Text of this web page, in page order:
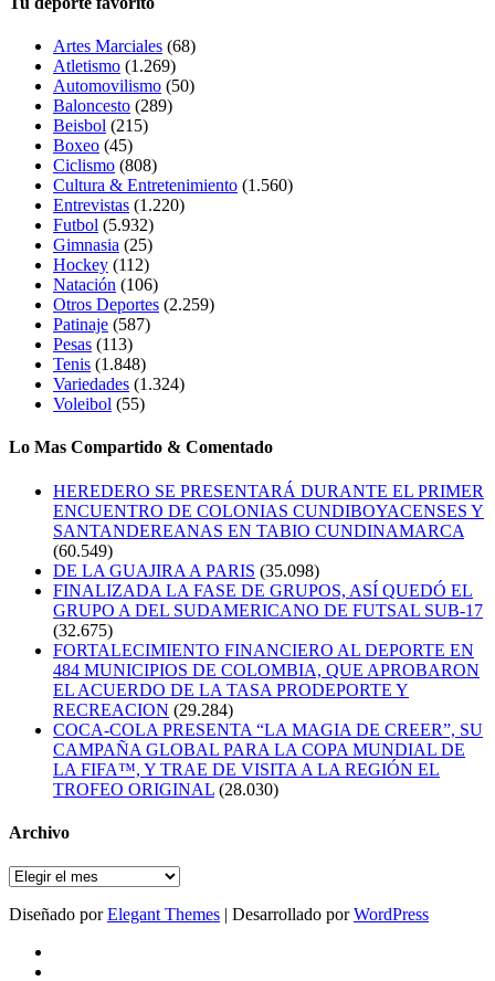
Artes Marciales (68)
Atletismo (1.269)
Automovilismo (50)
Baloncesto (289)
Beisbol (215)
Boxeo (45)
Ciclismo (808)
Cultura & Entretenimiento (1.560)
Entrevistas (1.220)
Futbol (5.932)
Gimnasia (25)
Hockey (112)
Natación (106)
Otros Deportes (2.259)
Patinaje (587)
Pesas (113)
Tenis (1.848)
Variedades (1.324)
Voleibol (55)
Lo Mas Compartido & Comentado
HEREDERO SE PRESENTARÁ DURANTE EL PRIMER
ENCUENTRO DE COLONIAS CUNDIBOYACENSES Y
SANTANDEREANAS EN TABIO CUNDINAMARCA
(60.549)
DE LA GUAJIRA A PARIS (35.098)
FINALIZADA LA FASE DE GRUPOS, ASÍ QUEDÓ EL
GRUPO A DEL SUDAMERICANO DE FUTSAL SUB-17
(32.675)
FORTALECIMIENTO FINANCIERO AL DEPORTE EN
484 MUNICIPIOS DE COLOMBIA, QUE APROBARON
EL ACUERDO DE LA TASA PRODEPORTE Y
RECREACION (29.284)
COCA-COLA PRESENTA “LA MAGIA DE CREER”, SU
CAMPAÑA GLOBAL PARA LA COPA MUNDIAL DE
LA FIFA™, Y TRAE DE VISITA A LA REGIÓN EL
TROFEO ORIGINAL (28.030)
Archivo
Archivo
Diseñado porElegant Themes | Desarrollado porWordPress